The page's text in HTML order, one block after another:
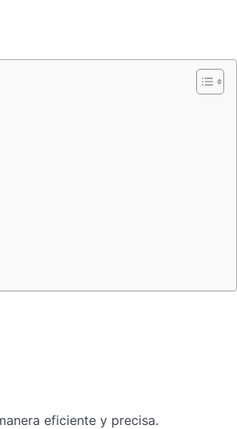
eficiente y precisa.